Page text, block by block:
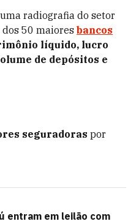
radiografia do setor
50 maiores bancos
líquido, lucro
de depósitos e
seguradoras por
entram em leilão com